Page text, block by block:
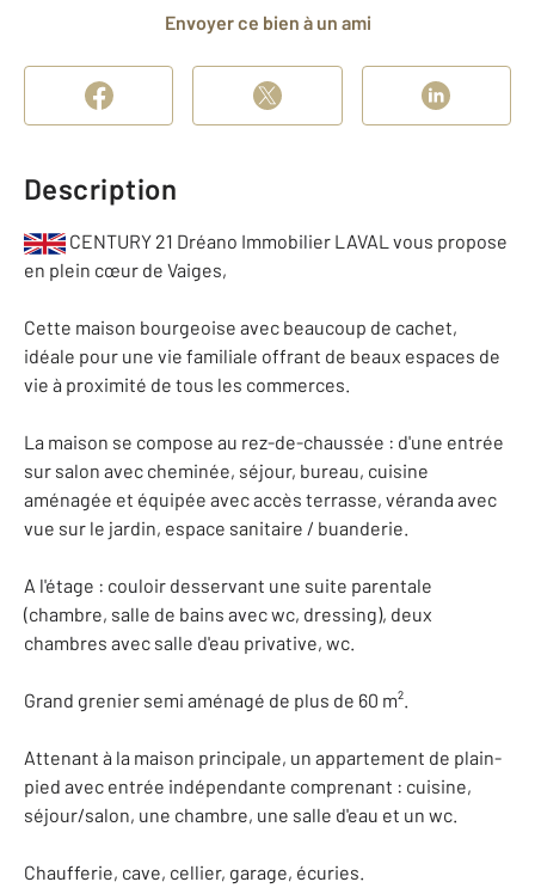
Envoyer ce bien à un ami
Description
CENTURY 21 Dréano Immobilier LAVAL vous propose
en plein cœur de Vaiges,
Cette maison bourgeoise avec beaucoup de cachet,
idéale pour une vie familiale offrant de beaux espaces de
vie à proximité de tous les commerces.
La maison se compose au rez-de-chaussée : d'une entrée
sur salon avec cheminée, séjour, bureau, cuisine
aménagée et équipée avec accès terrasse, véranda avec
vue sur le jardin, espace sanitaire / buanderie.
A l'étage : couloir desservant une suite parentale
(chambre, salle de bains avec wc, dressing), deux
chambres avec salle d'eau privative, wc.
Grand grenier semi aménagé de plus de 60 m².
Attenant à la maison principale, un appartement de plain-
pied avec entrée indépendante comprenant : cuisine,
séjour/salon, une chambre, une salle d'eau et un wc.
Chaufferie, cave, cellier, garage, écuries.